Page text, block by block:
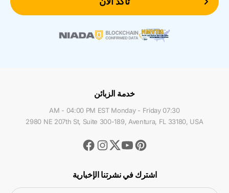
خدمة الزبائن
07:30 AM - 04:00 PM EST Monday - Friday
2980 NE 207th St, Suite 300-189, Aventura, FL 33180, USA
Facebook
Instagram
TwitterYoutubePinterest
اشترك في نشرتنا الإخبارية